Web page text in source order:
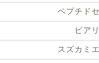
ペプチド
ピアリ
スズカミ